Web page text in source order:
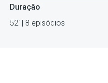
Duração
52' | 8 episódios